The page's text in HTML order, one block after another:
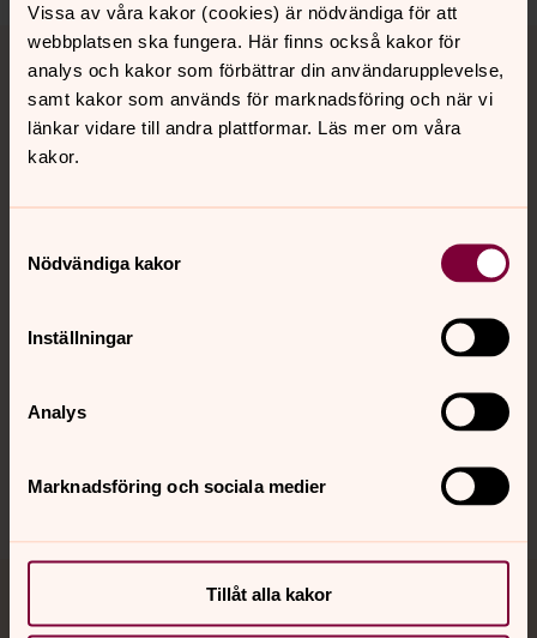
Vissa av våra kakor (cookies) är nödvändiga för att
webbplatsen ska fungera. Här finns också kakor för
analys och kakor som förbättrar din användarupplevelse,
samt kakor som används för marknadsföring och när vi
länkar vidare till andra plattformar. Läs mer om våra
kakor.
Nödvändiga kakor
Inställningar
Analys
Marknadsföring och sociala medier
Tillåt alla kakor
Tillbaka till toppen
Tillbaka till innehållet
Kontakt
Hitta snabbt
Sociala kanaler
Jourhavande präst